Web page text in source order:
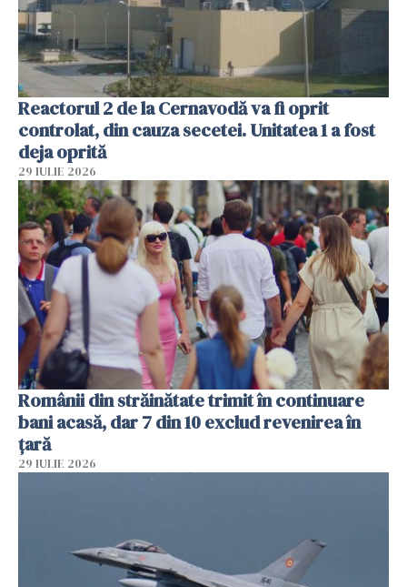
Reactorul 2 de la Cernavodă va fi oprit
controlat, din cauza secetei. Unitatea 1 a fost
deja oprită
29 IULIE 2026
Românii din străinătate trimit în continuare
bani acasă, dar 7 din 10 exclud revenirea în
țară
29 IULIE 2026